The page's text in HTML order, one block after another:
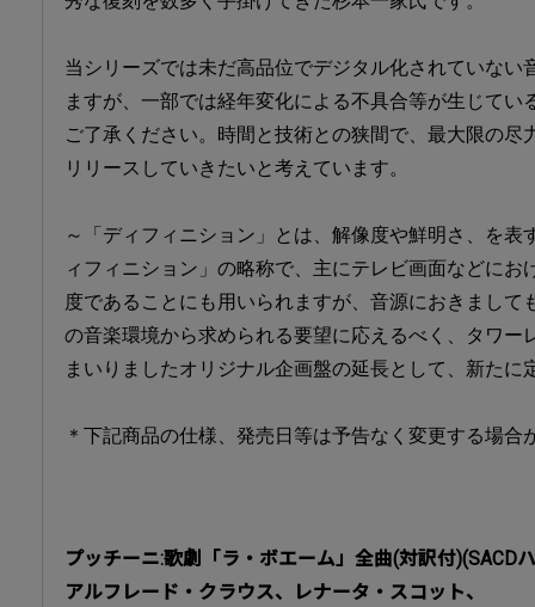
当シリーズでは未だ高品位でデジタル化されていない
ますが、一部では経年変化による不具合等が生じてい
ご了承ください。時間と技術との狭間で、最大限の尽
リリースしていきたいと考えています。
～「ディフィニション」とは、解像度や鮮明さ、を表
ィフィニション」の略称で、主にテレビ画面などにお
度であることにも用いられますが、音源におきまして
の音楽環境から求められる要望に応えるべく、タワー
まいりましたオリジナル企画盤の延長として、新たに
＊下記商品の仕様、発売日等は予告なく変更する場合
プッチーニ:歌劇「ラ・ボエーム」全曲(対訳付)(SACD
アルフレード・クラウス、レナータ・スコット、